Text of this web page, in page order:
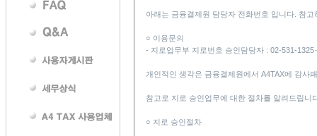
아래는 금융결제원 담당자 전화번호 입니다. 참고
○ 이용문의
- 지로업무부 지로번호 승인담당자 : 02-531-
개인적인 생각은 금융결제원에서 A4TAX에 감사
참고로 지로 승인업무에 대한 절차를 알려드립니
○ 지로 승인절차